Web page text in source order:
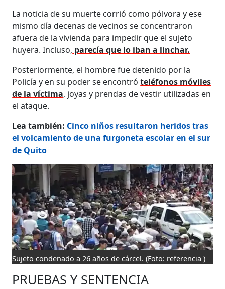
La noticia de su muerte corrió como pólvora y ese
mismo día decenas de vecinos se concentraron
afuera de la vivienda para impedir que el sujeto
huyera. Incluso, parecía que lo iban a linchar.
Posteriormente, el hombre fue detenido por la
Policía y en su poder se encontróteléfonos móviles
de la víctima, joyas y prendas de vestir utilizadas en
el ataque.
Lea también: Cinco niños resultaron heridos tras
el volcamiento de una furgoneta escolar en el sur
de Quito
Sujeto condenado a 26 años de cárcel.(Foto: referencia )
PRUEBAS Y SENTENCIA